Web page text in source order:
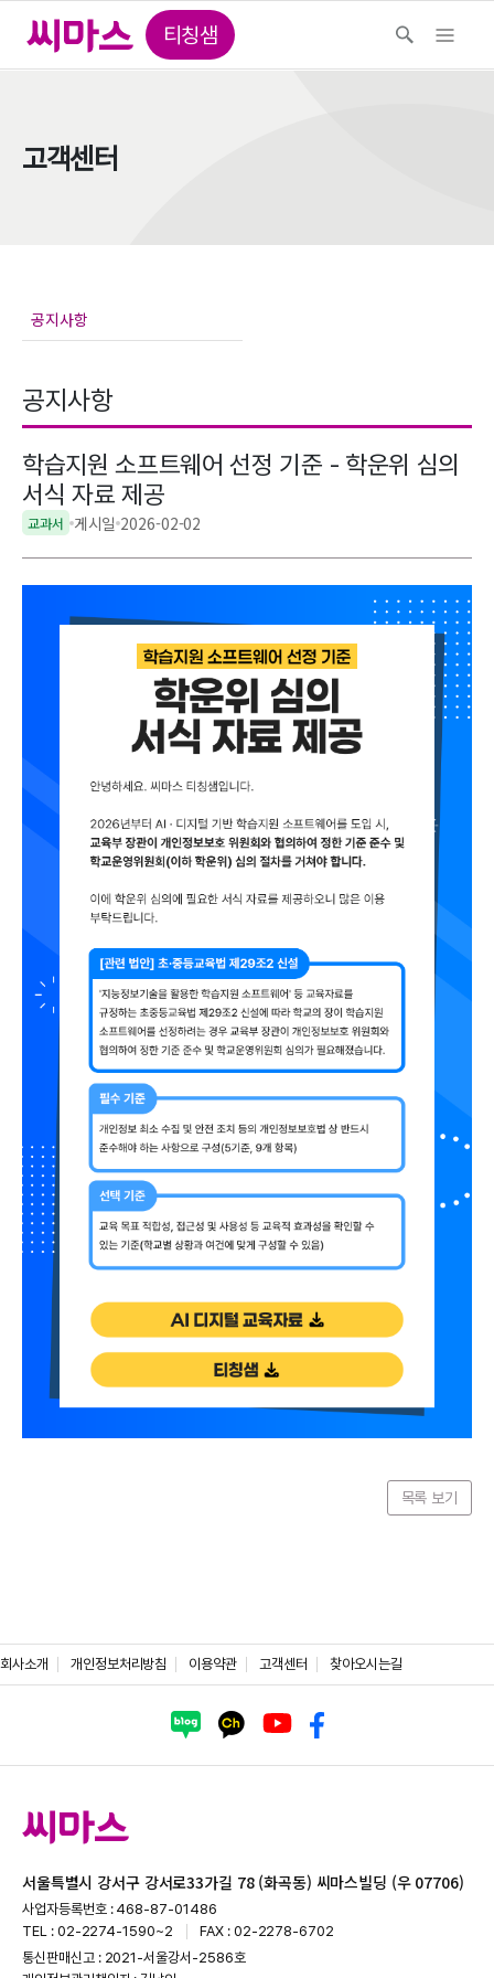
티칭샘
고객센터
공지사항
학습지원 소프트웨어 선정 기준 - 학운위 심의
서식 자료 제공
교과서 게시일 2026-02-02
목록 보기
회사소개 개인정보처리방침 이용약관 고객센터 찾아오시는길
서울특별시 강서구 강서로33가길 78 (화곡동) 씨마스빌딩 (우 07706)
사업자등록번호 : 468-87-01486
TEL : 02-2274-1590~2
FAX : 02-2278-6702
통신판매신고 : 2021-서울강서-2586호